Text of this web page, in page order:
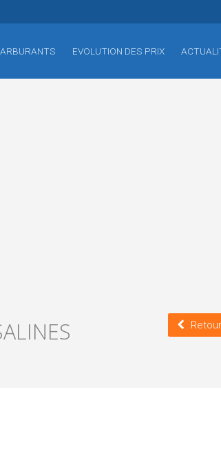
EVOLUTION DES PRIX